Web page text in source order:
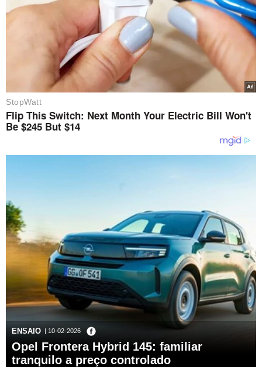
ENSAIO | 10-02-2026
Opel Frontera Hybrid 145: familiar
tranquilo a preço controlado